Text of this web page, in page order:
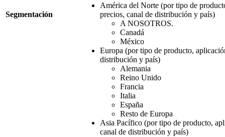
Segmentación
América del Norte (por tipo de
precios, canal de distribución y país)
A NOSOTROS.
Canadá
México
Europa (por tipo de producto,
distribución y país)
Alemania
Reino Unido
Francia
Italia
España
Resto de Europa
Asia Pacífico (por tipo de producto,
canal de distribución y país)